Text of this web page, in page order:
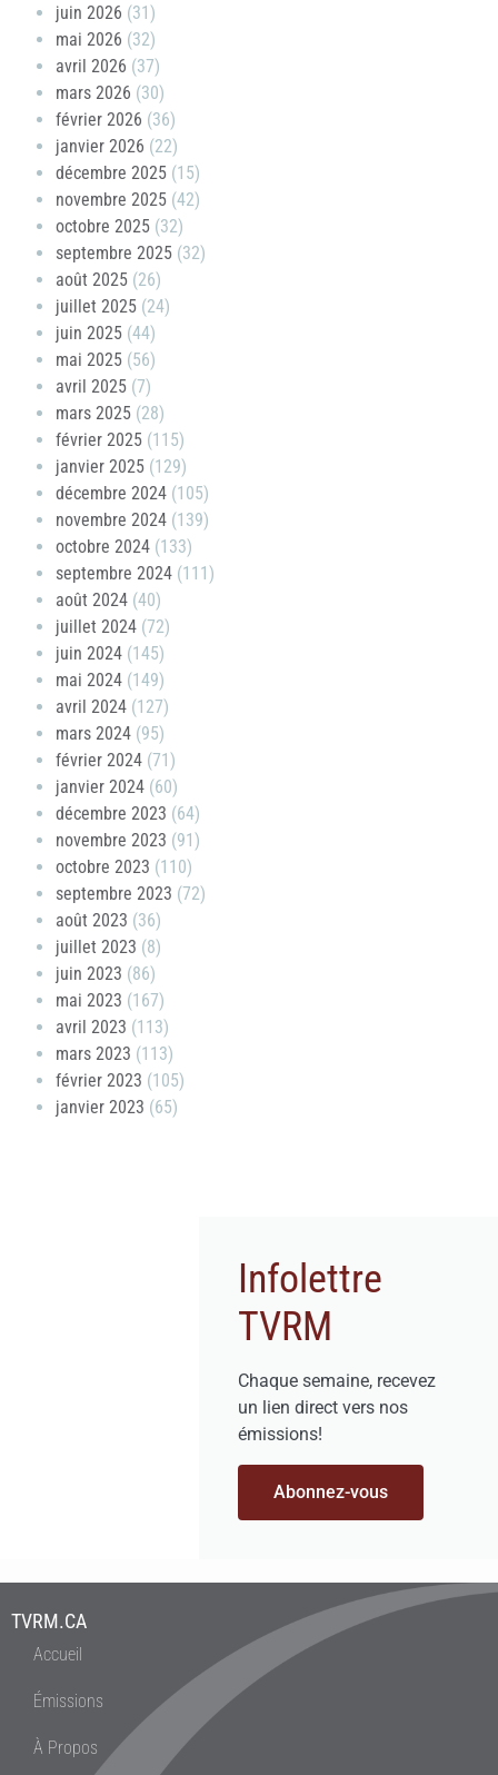
juin 2026 (31)
mai 2026 (32)
avril 2026 (37)
mars 2026 (30)
février 2026 (36)
janvier 2026 (22)
décembre 2025 (15)
novembre 2025 (42)
octobre 2025 (32)
septembre 2025 (32)
août 2025 (26)
juillet 2025 (24)
juin 2025 (44)
mai 2025 (56)
avril 2025 (7)
mars 2025 (28)
février 2025 (115)
janvier 2025 (129)
décembre 2024 (105)
novembre 2024 (139)
octobre 2024 (133)
septembre 2024 (111)
août 2024 (40)
juillet 2024 (72)
juin 2024 (145)
mai 2024 (149)
avril 2024 (127)
mars 2024 (95)
février 2024 (71)
janvier 2024 (60)
décembre 2023 (64)
novembre 2023 (91)
octobre 2023 (110)
septembre 2023 (72)
août 2023 (36)
juillet 2023 (8)
juin 2023 (86)
mai 2023 (167)
avril 2023 (113)
mars 2023 (113)
février 2023 (105)
janvier 2023 (65)
Infolettre
TVRM
Chaque semaine, recevez
un lien direct vers nos
émissions!
Abonnez-vous
TVRM.CA
Accueil
Émissions
À Propos